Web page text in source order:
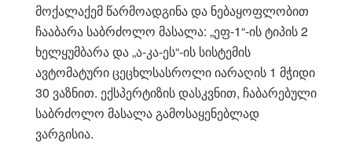
მოქალაქემ წარმოადგინა და ნებაყოფლობით
ჩააბარა საბრძოლო მასალა: „ეფ-1“-ის ტიპის 2
ხელყუმბარა და „ა-კა-ეს“-ის სისტემის
ავტომატური ცეცხლსასროლი იარაღის 1 მჭიდი
30 ვაზნით. ექსპერტიზის დასკვნით, ჩაბარებული
საბრძოლო მასალა გამოსაყენებლად
ვარგისია.